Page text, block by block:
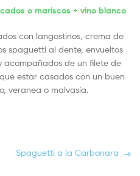
o mariscos + vino blanco
con langostinos, crema de
spaguetti al dente, envueltos
de un filete de
estar casados con un buen
veranea o malvasía.
Spaguetti a la Carbonara